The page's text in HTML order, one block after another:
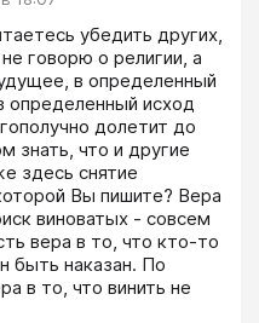
убедить других,
говорю о религии, а
в определенный
исход
долетит до
знать, что и другие
здесь снятие
Вы пишите? Вера
виноватых - совсем
вера в то, что кто-то
быть наказан. По
в то, что винить не